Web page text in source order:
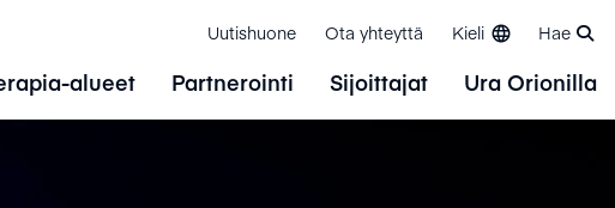
Uutishuone Ota yhteyttä Kieli Hae
alueet Partnerointi Sijoittajat Ura Orionilla